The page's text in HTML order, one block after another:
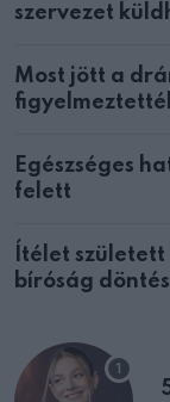
szervezet
Most jött a
Egészséges
felett
Ítélet
bíróság